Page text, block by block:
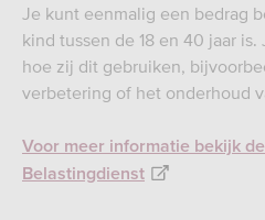
Je kunt eenmalig een bedrag
kind tussen de 18 en 40 jaar
hoe zij dit gebruiken,
verbetering of het onderhoud
Voor meer informatie bekijk
Belastingdienst